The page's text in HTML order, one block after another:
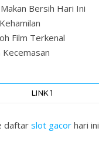
Bersih Hari Ini
Film Terkenal
LINK 1
daftarslot gacor hari ini